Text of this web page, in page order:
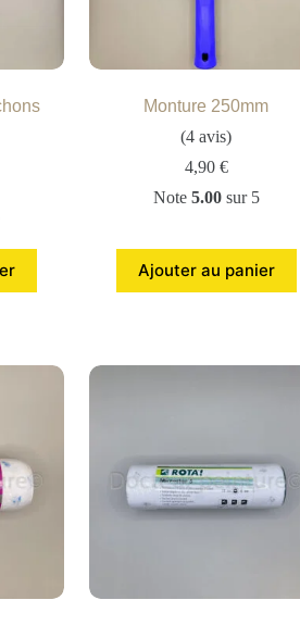
Monture 250mm
(4 avis)
4,90 €
Note 5.00sur 5
Ajouter au panier